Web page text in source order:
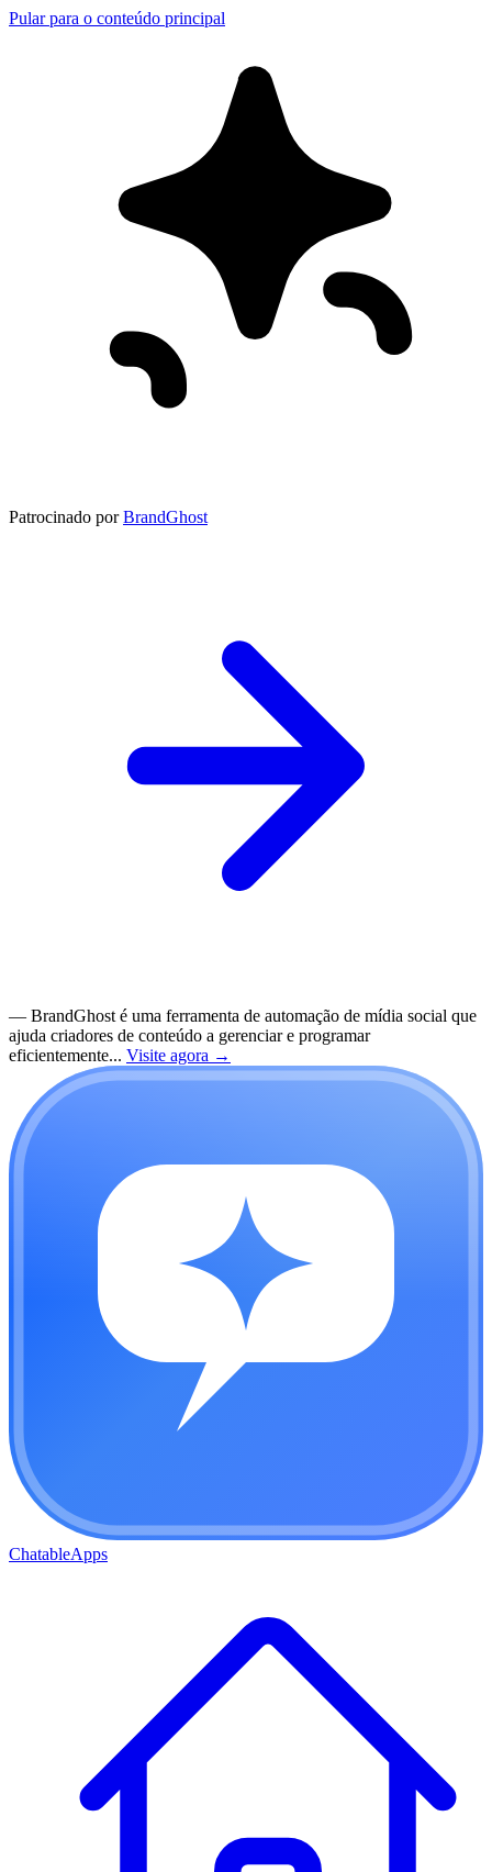
Pular para o conteúdo principal
Patrocinado por BrandGhost
— BrandGhost é uma ferramenta de automação de mídia social que
ajuda criadores de conteúdo a gerenciar e programar
eficientemente... Visite agora →
ChatableApps